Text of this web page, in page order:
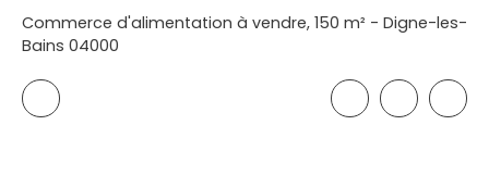
Commerce d'alimentation à vendre, 150 m² - Digne-les-
Bains 04000